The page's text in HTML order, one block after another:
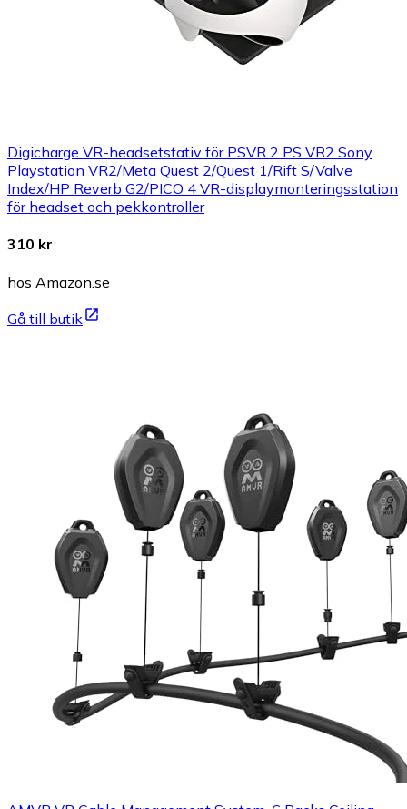
Digicharge VR-headsetstativ för PSVR 2 PS VR2 Sony
Playstation VR2/Meta Quest 2/Quest 1/Rift S/Valve
Index/HP Reverb G2/PICO 4 VR-displaymonteringsstation
för headset och pekkontroller
310 kr
hos Amazon.se
Gå till butik